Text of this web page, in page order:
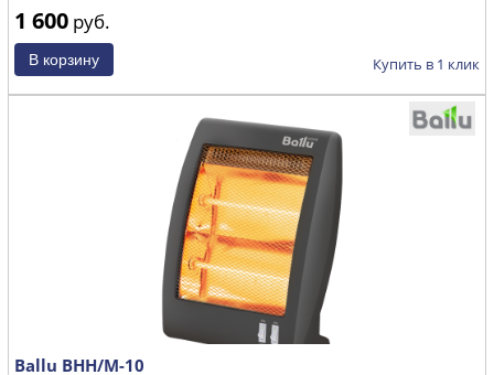
1 600 руб.
Купить в 1 клик
Ballu BHH/M-10